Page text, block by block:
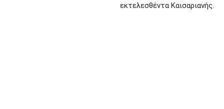
εκτελεσθέντα Καισαριανής.